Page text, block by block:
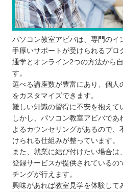
パソコン教室アビバは、専門のイ
手厚いサポートが受けられるプロ
通学とオンライン2つの方法から
す。
選べる講座数が豊富にあり、個人
をカスタマイズできます。
難しい知識の習得に不安を抱えて
しかし、パソコン教室アビバで
よるカウンセリングがあるので
けられる仕組みが整っています。
また、就業に結び付けたい場合は
登録サービスが提供されているの
チングが行えます。
興味があれば教室見学を体験して